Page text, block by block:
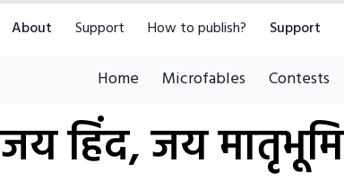
About Support How to publish? Support
Home Microfables Contests
जय हिंद, जय मातृभूमि